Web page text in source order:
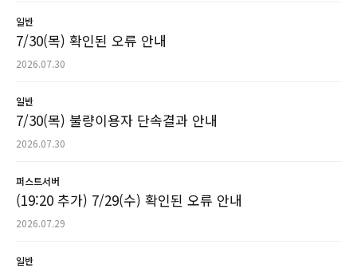
일반
7/30(목) 확인된 오류 안내
2026.07.30
일반
7/30(목) 불량이용자 단속결과 안내
2026.07.30
퍼스트서버
(19:20 추가) 7/29(수) 확인된 오류 안내
2026.07.29
일반